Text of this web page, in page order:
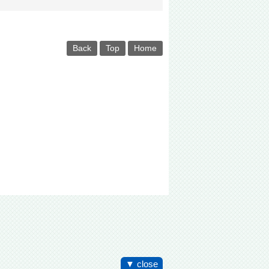
Back Top Home
▼ close